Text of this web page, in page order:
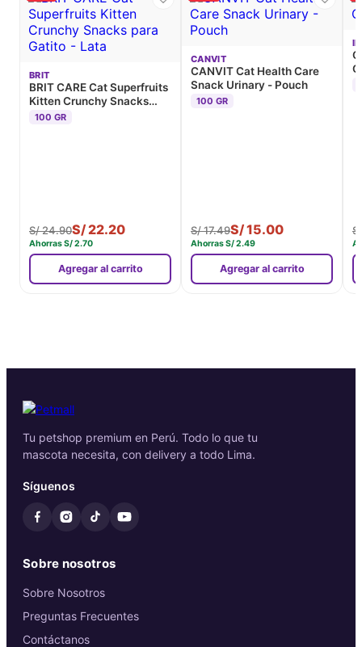
BRIT
BRIT CARE Cat Superfruits
Kitten Crunchy Snacks
para Gatito - Lata
100 GR
S/24.90S/22.20
AhorrasS/2.70
Agregar al carrito
CANVIT
CANVIT Cat Health Care
Snack Urinary - Pouch
100 GR
S/17.49S/15.00
AhorrasS/2.49
Agregar al carrito
S/
Tu petshop premium en Perú. Todo lo que tu
mascota necesita, con delivery a todo Lima.
Síguenos
Sobre nosotros
Sobre Nosotros
Preguntas Frecuentes
Contáctanos